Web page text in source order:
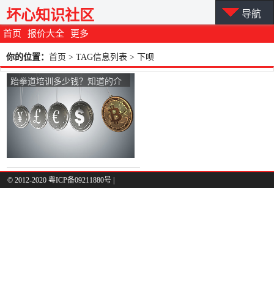
首页 报价大全 更多
坏心知识社区 导航
你的位置： 首页 > TAG信息列表 > 下呗
跆拳道培训多少钱？知道的介
绍下呗？
© 2012-2020 粤ICP备09211880号 |